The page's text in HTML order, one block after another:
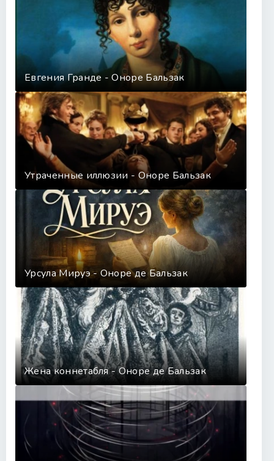
Евгения Гранде - Оноре Бальзак
Утраченные иллюзии - Оноре Бальзак
Урсула Мируэ - Оноре де Бальзак
Жена коннетабля - Оноре де Бальзак